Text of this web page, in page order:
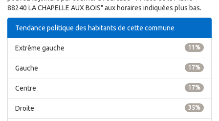
88240 LA CHAPELLE AUX BOIS" aux horaires indiquées plus bas.
Tendance politique des habitants de cette commune
11%
Extrême gauche
17%
Gauche
17%
Centre
35%
Droite